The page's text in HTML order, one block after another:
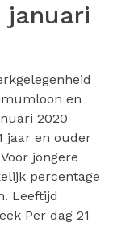
januari
en
2020
jaar en ouder
jongere
percentage
Leeftijd
Per dag 21